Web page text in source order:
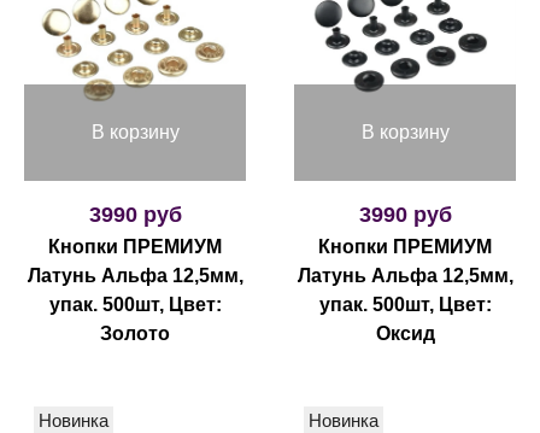
В корзину
3990 руб
Кнопки ПРЕМИУМ
Латунь Альфа 12,5мм,
упак. 500шт, Цвет:
Золото
В корзину
3990 руб
Кнопки ПРЕМИУМ
Латунь Альфа 12,5мм,
упак. 500шт, Цвет:
Оксид
Новинка
Новинка